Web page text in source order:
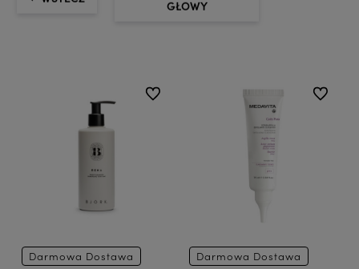
GŁOWY
Darmowa Dostawa
do ulubionych
Darmowa Dostawa
do